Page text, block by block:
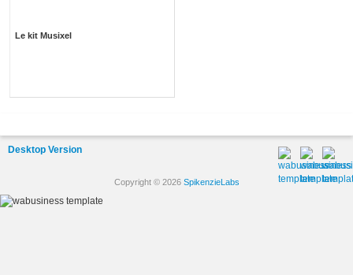
Le kit Musixel
Desktop Version
Copyright © 2026 SpikenzieLabs